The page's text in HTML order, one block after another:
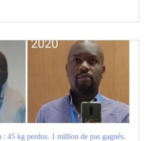
: 45 kg perdus. 1 million de pas gagnés.